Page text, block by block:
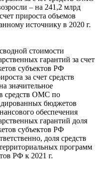
– на 241,2 млрд
прироста объемов
источнику в 2020 г.
стоимости
гарантий за счет
субъектов РФ
за счет средств
значительное
средств ОМС по
бюджетов
обеспечения
гарантий доля
субъектов РФ
доля средств
программ
РФ к 2021 г.